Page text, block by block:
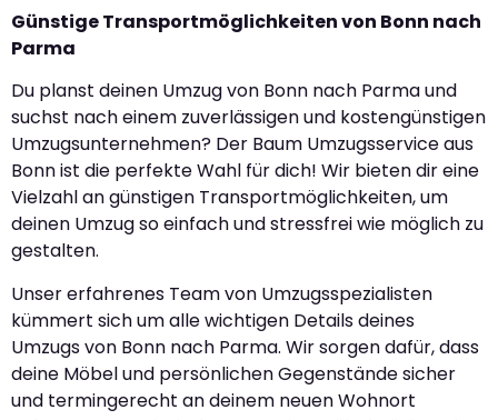
Günstige Transportmöglichkeiten von Bonn nach
Parma
Du planst deinen Umzug von Bonn nach Parma und
suchst nach einem zuverlässigen und kostengünstigen
Umzugsunternehmen? Der Baum Umzugsservice aus
Bonn ist die perfekte Wahl für dich! Wir bieten dir eine
Vielzahl an günstigen Transportmöglichkeiten, um
deinen Umzug so einfach und stressfrei wie möglich zu
gestalten.
Unser erfahrenes Team von Umzugsspezialisten
kümmert sich um alle wichtigen Details deines
Umzugs von Bonn nach Parma. Wir sorgen dafür, dass
deine Möbel und persönlichen Gegenstände sicher
und termingerecht an deinem neuen Wohnort